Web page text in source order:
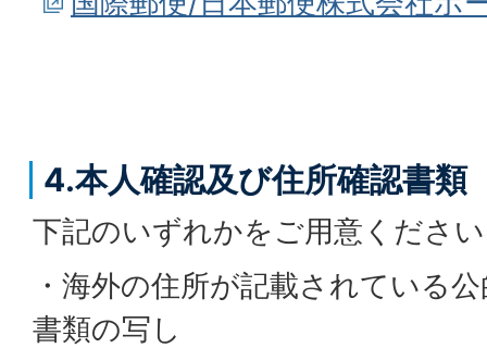
4.本人確認及び住所確認書類
下記のいずれかをご用意くださ
・海外の住所が記載されている
書類の写し